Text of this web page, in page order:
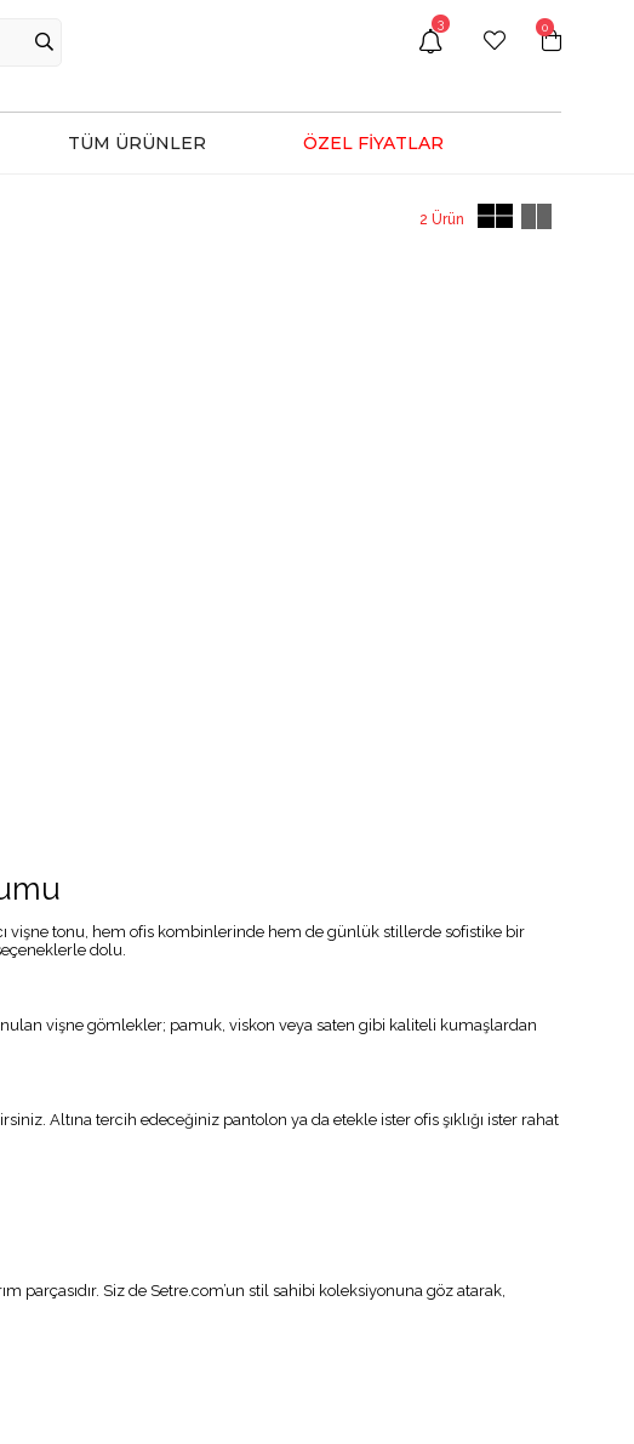
0
3
TÜM ÜRÜNLER ÖZEL FİYATLAR
2 Ürün
vişne tonu, hem ofis kombinlerinde hem de günlük stillerde sofistike bir
dolu.
vişne gömlekler; pamuk, viskon veya saten gibi kaliteli kumaşlardan
Altına tercih edeceğiniz pantolon ya da etekle ister ofis şıklığı ister rahat
parçasıdır. Siz de Setre.com’un stil sahibi koleksiyonuna göz atarak,